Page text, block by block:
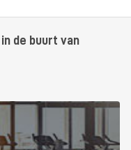
de buurt van